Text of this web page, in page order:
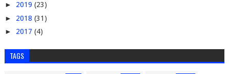
► 2019 (23)
► 2018 (31)
► 2017 (4)
TAGS